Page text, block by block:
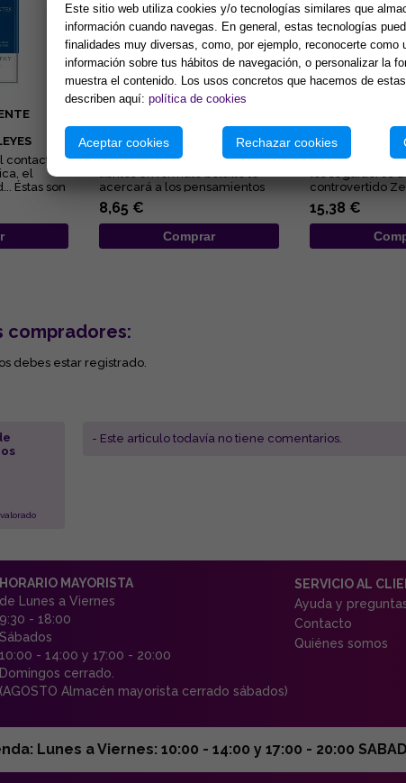
contacto
el
Éstas son
Esta deliciosa colección de
libritos en formato bolsillo te
acercará a los pensamientos
de Elizabeth Clare Pro...
8,65 €
Comprar
Una novela que
los seguidores
controvertido
pues en ella
obses...
15,38 €
compradores:
debes estar registrado.
- Este articulo todavía no tiene comentarios.
HORARIO MAYORISTA
de Lunes a Viernes
9:30 - 18:00
Sábados
10:00 - 14:00 y 17:00 - 20:00
Domingos cerrado.
(AGOSTO Almacén mayorista cerrado sábados)
SERVICIO AL
Ayuda y
Contacto
Quiénes somos
Lunes a Viernes: 10:00 - 14:00 y 17:00 - 20:00
Este sitio web utiliza cookies y/o tecnologías similares que
información cuando navegas. En general, estas tecnologías
finalidades muy diversas, como, por ejemplo, reconocerte como
información sobre tus hábitos de navegación, o personalizar la
muestra el contenido. Los usos concretos que hacemos de
describen aquí: política de cookies
Aceptar cookies Rechazar cookies